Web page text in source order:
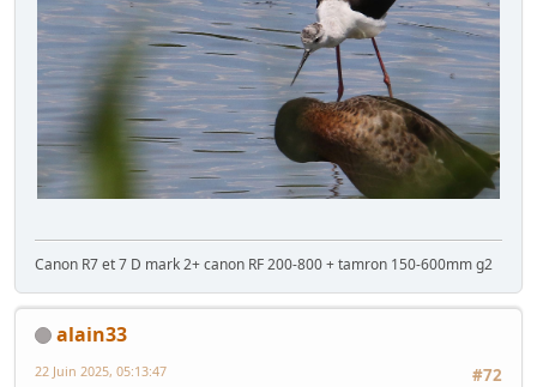
Canon R7 et 7 D mark 2+ canon RF 200-800 + tamron 150-600mm g2
alain33
#72
22 Juin 2025, 05:13:47